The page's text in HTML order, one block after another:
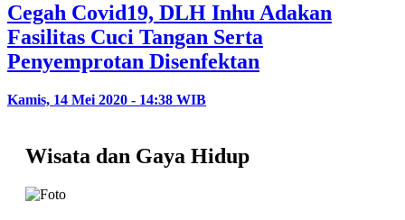
Cegah Covid19, DLH Inhu Adakan
Fasilitas Cuci Tangan Serta
Penyemprotan Disenfektan
Kamis, 14 Mei 2020 - 14:38 WIB
Wisata dan Gaya Hidup